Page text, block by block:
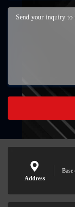
Address
Base